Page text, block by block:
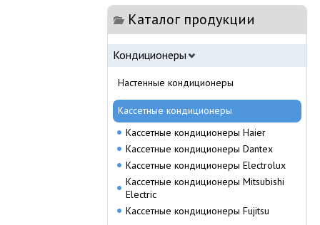
Каталог продукции
Кондиционеры
Настенные кондиционеры
Кассетные кондиционеры
Кассетные кондиционеры Haier
Кассетные кондиционеры Dantex
Кассетные кондиционеры Electrolux
Кассетные кондиционеры Mitsubishi
Electric
Кассетные кондиционеры Fujitsu